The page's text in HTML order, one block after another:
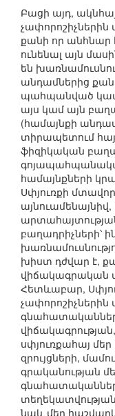
Բացի այդ,
չափորոշիչներին
քանի որ անհնար
ունենալ այն
են
անդամներից
պահպանված կամ
այս կամ այն
(համայնքի
տիրապետում
ֆիզիկական
համայնքների
Սփյուռքի
բաղադրիչների՝
խիստ դժվար է,
վիճակագրական
Հետևաբար,
սփյուռքահայ
զրույցների,
գրականության
տեղեկատվության
նաև մեր